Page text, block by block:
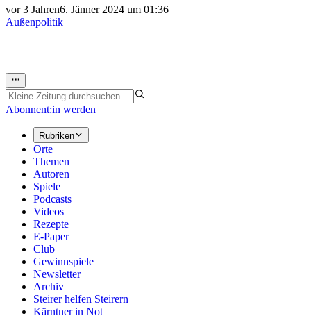
vor 3 Jahren6. Jänner 2024 um 01:36
Außenpolitik
Abonnent:in werden
Rubriken
Orte
Themen
Autoren
Spiele
Podcasts
Videos
Rezepte
E-Paper
Club
Gewinnspiele
Newsletter
Archiv
Steirer helfen Steirern
Kärntner in Not